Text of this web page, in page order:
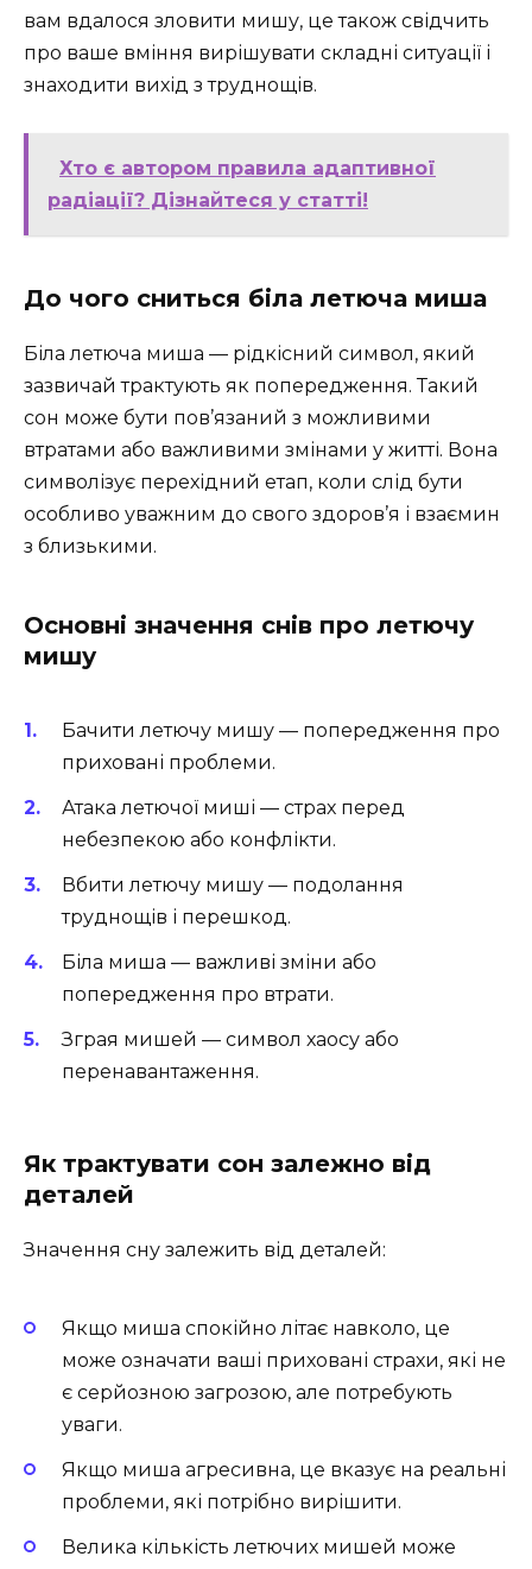
вам вдалося зловити мишу, це також свідчить
про ваше вміння вирішувати складні ситуації і
знаходити вихід з труднощів.
Хто є автором правила адаптивної
радіації? Дізнайтеся у статті!
До чого сниться біла летюча миша
Біла летюча миша — рідкісний символ, який
зазвичай трактують як попередження. Такий
сон може бути пов’язаний з можливими
втратами або важливими змінами у житті. Вона
символізує перехідний етап, коли слід бути
особливо уважним до свого здоров’я і взаємин
з близькими.
Основні значення снів про летючу
мишу
Бачити летючу мишу — попередження про
приховані проблеми.
Атака летючої миші — страх перед
небезпекою або конфлікти.
Вбити летючу мишу — подолання
труднощів і перешкод.
Біла миша — важливі зміни або
попередження про втрати.
Зграя мишей — символ хаосу або
перенавантаження.
Як трактувати сон залежно від
деталей
Значення сну залежить від деталей:
Якщо миша спокійно літає навколо, це
може означати ваші приховані страхи, які не
є серйозною загрозою, але потребують
уваги.
Якщо миша агресивна, це вказує на реальні
проблеми, які потрібно вирішити.
Велика кількість летючих мишей може